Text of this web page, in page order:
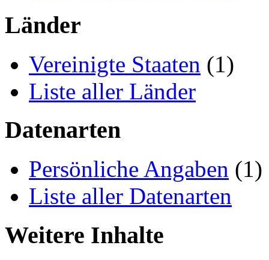
Länder
Vereinigte Staaten (1)
Liste aller Länder
Datenarten
Persönliche Angaben (1)
Liste aller Datenarten
Weitere Inhalte